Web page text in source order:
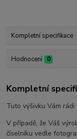
Kompletní specifikace
Hodnocení 0
Kompletní
Tuto výšivku Vám
V případě, že Váš
číselníku vedle